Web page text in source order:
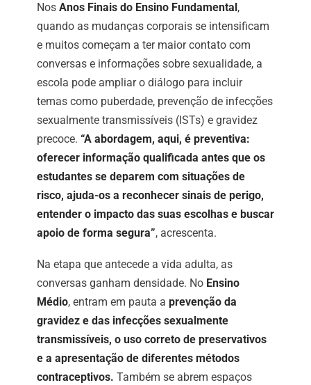
Nos Anos Finais do Ensino Fundamental ,
quando as mudanças corporais se intensificam
e muitos começam a ter maior contato com
conversas e informações sobre sexualidade, a
escola pode ampliar o diálogo para incluir
temas como puberdade, prevenção de infecções
sexualmente transmissíveis (ISTs) e gravidez
precoce. “A abordagem, aqui, é preventiva:
oferecer informação qualificada antes que os
estudantes se deparem com situações de
risco, ajuda-os a reconhecer sinais de perigo,
entender o impacto das suas escolhas e buscar
apoio de forma segura”, acrescenta.
Na etapa que antecede a vida adulta, as
conversas ganham densidade. No Ensino
Médio, entram em pauta a prevenção da
gravidez e das infecções sexualmente
transmissíveis, o uso correto de preservativos
e a apresentação de diferentes métodos
contraceptivos. Também se abrem espaços